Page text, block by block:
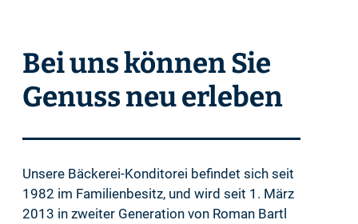
Bei uns können Sie
Genuss neu erleben
Unsere Bäckerei-Konditorei befindet sich seit
1982 im Familienbesitz, und wird seit 1. März
2013 in zweiter Generation von Roman Bartl